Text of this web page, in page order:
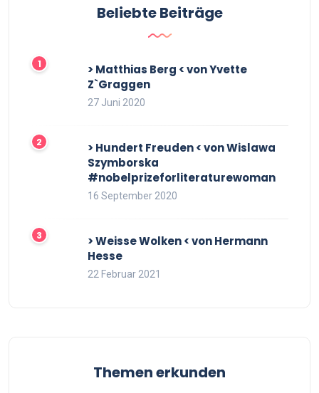
Beliebte Beiträge
> Matthias Berg < von Yvette
Z`Graggen
27 Juni 2020
> Hundert Freuden < von Wislawa
Szymborska
#nobelprizeforliteraturewoman
16 September 2020
> Weisse Wolken < von Hermann
Hesse
22 Februar 2021
Themen erkunden